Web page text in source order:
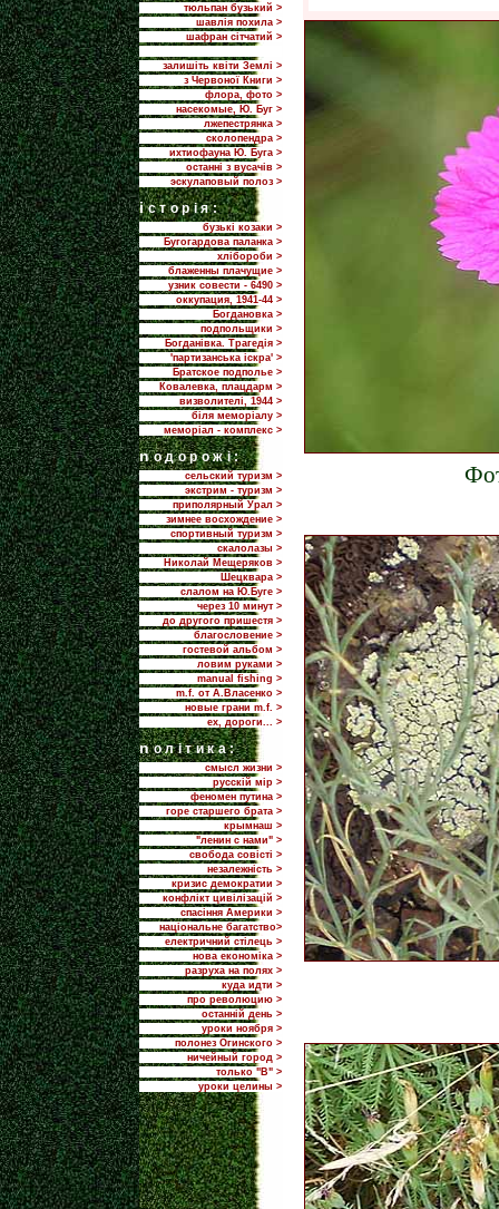
тюльпан бузький >
шавлія похила >
шафран сітчатий >
залишіть квіти Землі >
з Червоної Книги >
флора, фото >
насекомые, Ю. Буг >
лжепестрянка >
сколопендра >
ихтиофауна Ю. Буга >
останні з вусачів >
эскулаповый полоз >
iсторія:
бузькі козаки >
Бугогардова паланка >
хлібороби >
блаженны плачущие >
узник совести - 6490 >
оккупация, 1941-44 >
Богдановка >
подпольщики >
Богданівка. Трагедія >
'партизанська іскра' >
Братское подполье >
Ковалевка, плацдарм >
визволителі, 1944 >
біля меморіалу >
меморіал - комплекс >
nодорожі:
сельский туризм >
экстрим - туризм >
приполярный Урал >
зимнее восхождение >
спортивный туризм >
скалолазы >
Николай Мещеряков >
Шецквара >
слалом на Ю.Буге >
через 10 минут >
до другого пришестя >
благословение >
гостевой альбом >
ловим руками >
manual fishing >
m.f. от А.Власенко >
новые грани m.f. >
ех, дороги... >
nолітика:
смысл жизни >
русскій мір >
феномен путина >
горе старшего брата >
крымнаш >
"ленин с нами" >
свобода совісті >
незалежність >
кризис демократии >
конфлікт цивілізацій >
спасіння Америки >
національне багатство>
електричний стілець >
нова економіка >
разруха на полях >
куда идти >
про революцию >
останній день >
уроки ноября >
полонез Огинского >
ничейный город >
только "В" >
уроки целины >